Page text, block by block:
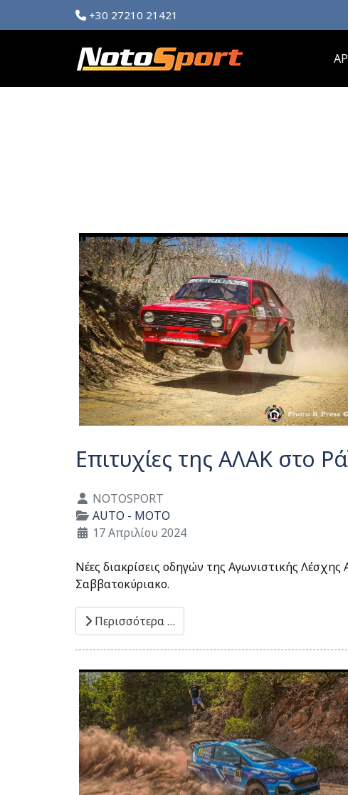
+30 27210 21421
Επιτυχίες της ΑΛΑΚ στο
Λεπτομέρειες
NOTOSPORT
AUTO - MOTO
17 Απριλίου 2024
Νέες διακρίσεις οδηγών της Αγωνιστικής
Σαββατοκύριακο.
Περισσότερα …